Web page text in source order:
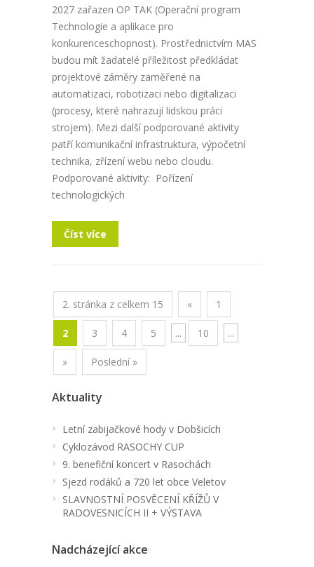
2027 zařazen OP TAK (Operační program
Technologie a aplikace pro
konkurenceschopnost). Prostřednictvím MAS
budou mít žadatelé příležitost předkládat
projektové záměry zaměřené na
automatizaci, robotizaci nebo digitalizaci
(procesy, které nahrazují lidskou práci
strojem). Mezi další podporované aktivity
patří komunikační infrastruktura, výpočetní
technika, zřízení webu nebo cloudu.
Podporované aktivity: Pořízení
technologických
Číst více
2. stránka z celkem 15 « 1
2 3 4 5 ... 10 ...
» Poslední »
Aktuality
Letní zabijačkové hody v Dobšicích
Cyklozávod RASOCHY CUP
9. benefiční koncert v Rasochách
Sjezd rodáků a 720 let obce Veletov
SLAVNOSTNÍ POSVĚCENÍ KŘÍŽŮ V
RADOVESNICÍCH II + VÝSTAVA
Nadcházející akce